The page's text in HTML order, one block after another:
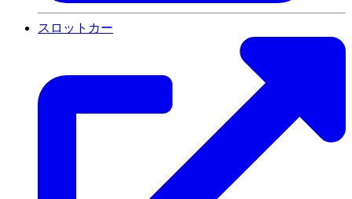
スロットカー